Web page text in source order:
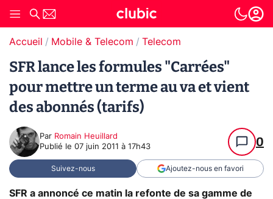
Accueil Mobile & Telecom Telecom
SFR lance les formules "Carrées"
pour mettre un terme au va et vient
des abonnés (tarifs)
Par Romain Heuillard
Publié le 07 juin 2011 à 17h43 0
Suivez-nous Ajoutez-nous en favori
SFR a annoncé ce matin la refonte de sa gamme de